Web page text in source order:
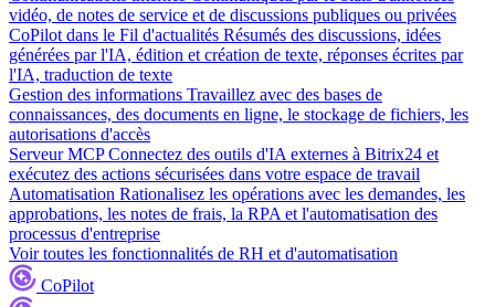
vidéo, de notes de service et de discussions publiques ou privées
CoPilot dans le Fil d'actualités Résumés des discussions, idées
générées par l'IA, édition et création de texte, réponses écrites par
l'IA, traduction de texte
Gestion des informations Travaillez avec des bases de
connaissances, des documents en ligne, le stockage de fichiers, les
autorisations d'accès
Serveur MCP Connectez des outils d'IA externes à Bitrix24 et
exécutez des actions sécurisées dans votre espace de travail
Automatisation Rationalisez les opérations avec les demandes, les
approbations, les notes de frais, la RPA et l'automatisation des
processus d'entreprise
Voir toutes les fonctionnalités de RH et d'automatisation
CoPilot